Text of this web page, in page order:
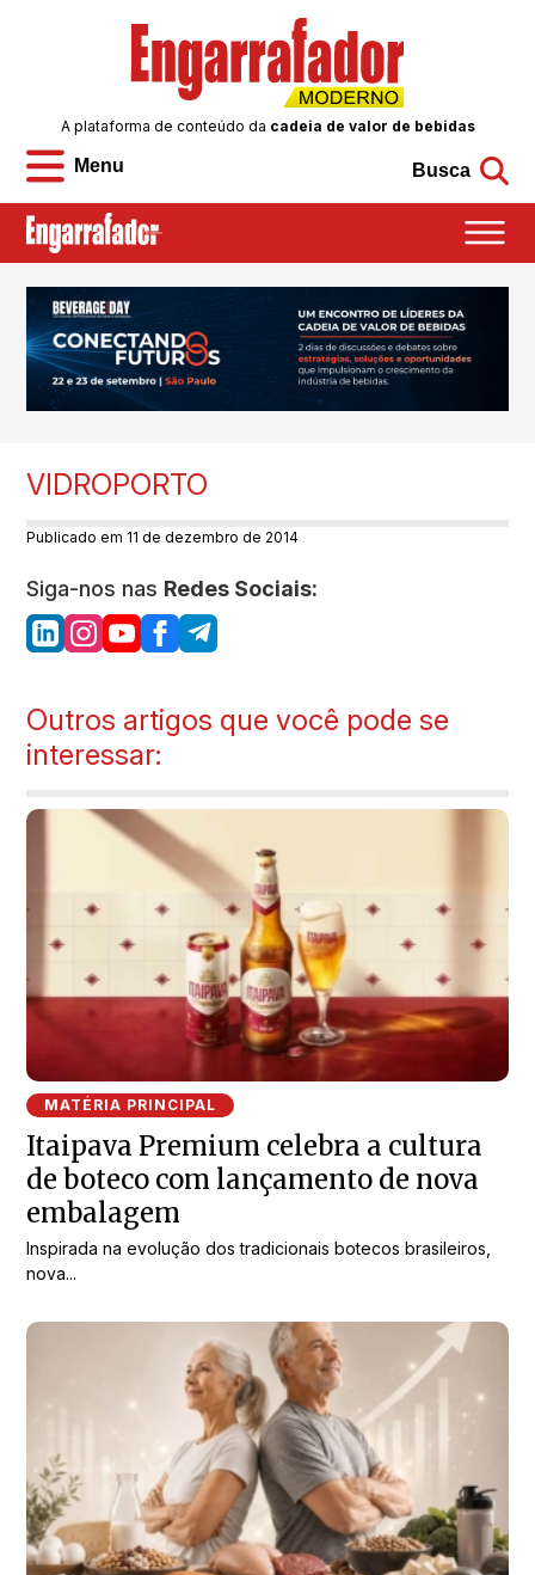
Menu
A plataforma de conteúdo da cadeia de valor de bebidas
Busca
VIDROPORTO
Publicado em 11 de dezembro de 2014
Siga-nos nas Redes Sociais:
Outros artigos que você pode se
interessar:
MATÉRIA PRINCIPAL
Itaipava Premium celebra a cultura
de boteco com lançamento de nova
embalagem
Inspirada na evolução dos tradicionais botecos brasileiros,
nova...